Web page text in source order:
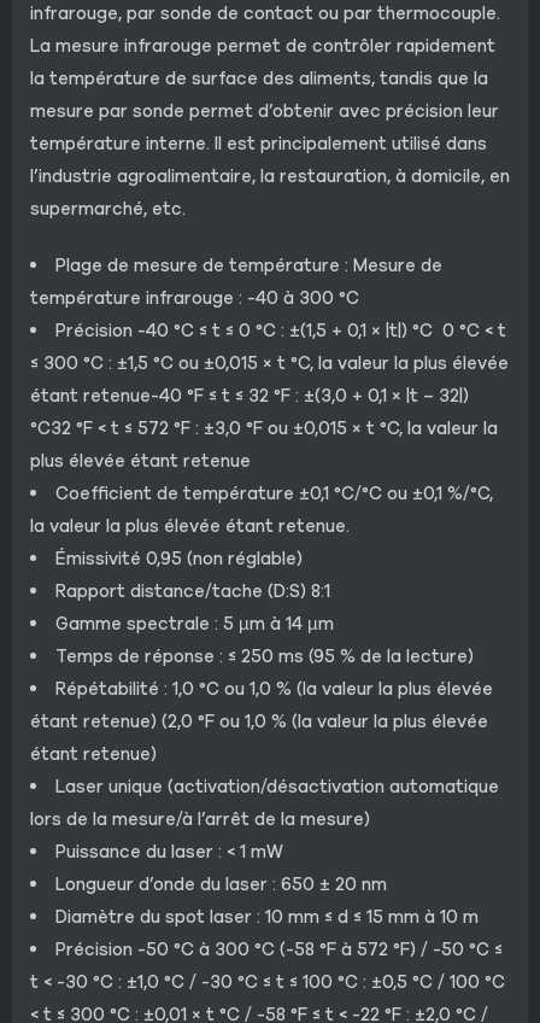
infrarouge, par sonde de contact ou par thermocouple.
La mesure infrarouge permet de contrôler rapidement
la température de surface des aliments, tandis que la
mesure par sonde permet d’obtenir avec précision leur
température interne. Il est principalement utilisé dans
l’industrie agroalimentaire, la restauration, à domicile, en
supermarché, etc.
Plage de mesure de température : Mesure de
température infrarouge : -40 à 300 °C
Précision -40 °C ≤ t ≤ 0 °C : ±(1,5 + 0,1 × |t|) °C 0 °C < t
≤ 300 °C : ±1,5 °C ou ±0,015 × t °C, la valeur la plus élevée
étant retenue-40 °F ≤ t ≤ 32 °F : ±(3,0 + 0,1 × |t – 32|)
°C32 °F < t ≤ 572 °F : ±3,0 °F ou ±0,015 × t °C, la valeur la
plus élevée étant retenue
Coefficient de température ±0,1 °C/°C ou ±0,1 %/°C,
la valeur la plus élevée étant retenue.
Émissivité 0,95 (non réglable)
Rapport distance/tache (D:S) 8:1
Gamme spectrale : 5 µm à 14 µm
Temps de réponse : ≤ 250 ms (95 % de la lecture)
Répétabilité : 1,0 °C ou 1,0 % (la valeur la plus élevée
étant retenue) (2,0 °F ou 1,0 % (la valeur la plus élevée
étant retenue)
Laser unique (activation/désactivation automatique
lors de la mesure/à l’arrêt de la mesure)
Puissance du laser : < 1 mW
Longueur d’onde du laser : 650 ± 20 nm
Diamètre du spot laser : 10 mm ≤ d ≤ 15 mm à 10 m
Précision -50 °C à 300 °C (-58 °F à 572 °F) / -50 °C ≤
t < -30 °C : ±1,0 °C / -30 °C ≤ t ≤ 100 °C : ±0,5 °C / 100 °C
< t ≤ 300 °C : ±0,01 × t °C / -58 °F ≤ t < -22 °F : ±2,0 °C /